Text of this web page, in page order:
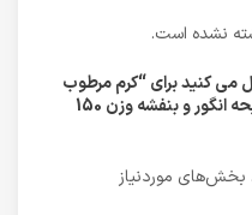
نشده است.
می کنید برای “کرم مرطوب
کننده آردن سری Herba Sense با رایحه انگور و بنفشه وزن 150
بخش‌های موردنیاز